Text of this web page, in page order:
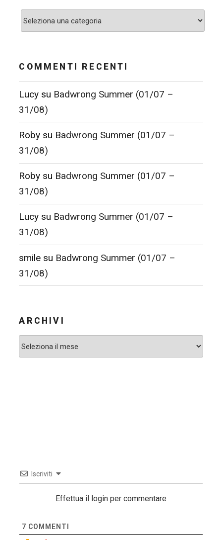
Categorie
COMMENTI RECENTI
Lucy su Badwrong Summer (01/07 –
31/08)
Roby su Badwrong Summer (01/07 –
31/08)
Roby su Badwrong Summer (01/07 –
31/08)
Lucy su Badwrong Summer (01/07 –
31/08)
smile su Badwrong Summer (01/07 –
31/08)
ARCHIVI
Archivi
Iscriviti
Effettua il login per commentare
7 COMMENTI